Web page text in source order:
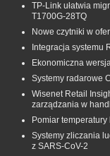
TP-Link ułatwia
T1700G‑28TQ
Nowe czytniki w
Integracja systemu
Ekonomiczna
Systemy radarowe
Wisenet Retail
zarządzania w
Pomiar
Systemy zliczania
z SARS-CoV-2